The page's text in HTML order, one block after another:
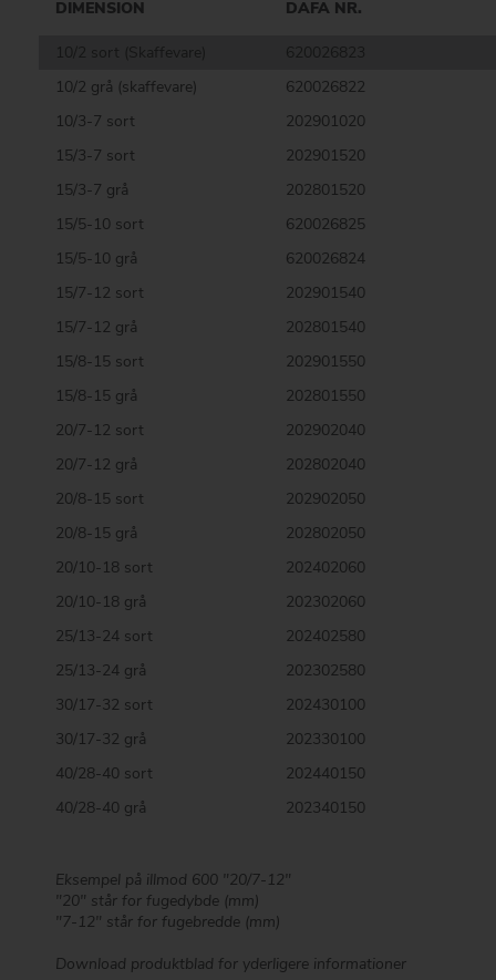
DIMENSION DAFA NR.
10/2 grå (skaffevare)
620026822
10/3-7 sort
202901020
15/3-7 sort
202901520
15/3-7 grå
202801520
15/5-10 sort
620026825
15/5-10 grå
620026824
15/7-12 sort
202901540
15/7-12 grå
202801540
15/8-15 sort
202901550
15/8-15 grå
202801550
20/7-12 sort
202902040
20/7-12 grå
202802040
20/8-15 sort
202902050
20/8-15 grå
202802050
20/10-18 sort
202402060
20/10-18 grå
202302060
25/13-24 sort
202402580
25/13-24 grå
202302580
30/17-32 sort
202430100
30/17-32 grå
202330100
40/28-40 sort
202440150
40/28-40 grå
202340150
Eksempel på illmod 600 "20/7-12"
"20" står for fugedybde (mm)
"7-12" står for fugebredde (mm)
Download produktblad for yderligere informationer